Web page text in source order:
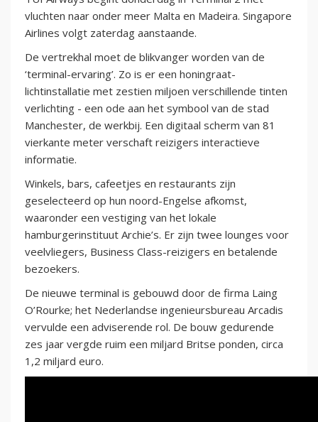
vluchten naar onder meer Malta en Madeira. Singapore
Airlines volgt zaterdag aanstaande.
De vertrekhal moet de blikvanger worden van de
‘terminal-ervaring’. Zo is er een honingraat-
lichtinstallatie met zestien miljoen verschillende tinten
verlichting - een ode aan het symbool van de stad
Manchester, de werkbij. Een digitaal scherm van 81
vierkante meter verschaft reizigers interactieve
informatie.
Winkels, bars, cafeetjes en restaurants zijn
geselecteerd op hun noord-Engelse afkomst,
waaronder een vestiging van het lokale
hamburgerinstituut Archie’s. Er zijn twee lounges voor
veelvliegers, Business Class-reizigers en betalende
bezoekers.
De nieuwe terminal is gebouwd door de firma Laing
O’Rourke; het Nederlandse ingenieursbureau Arcadis
vervulde een adviserende rol. De bouw gedurende
zes jaar vergde ruim een miljard Britse ponden, circa
1,2 miljard euro.